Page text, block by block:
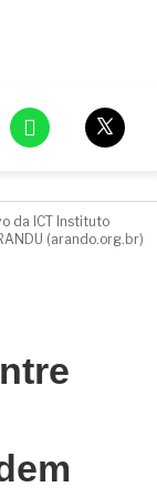
da ICT Instituto
(arando.org.br)